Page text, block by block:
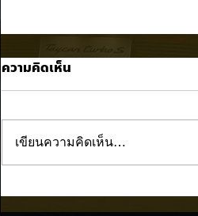
Trump ล้อคนขับรถ EV เป็น
ความคิดเห็น
เขียนความคิดเห็น…